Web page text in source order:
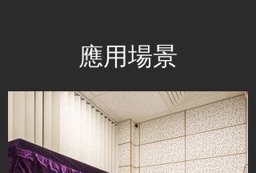
​應用場景